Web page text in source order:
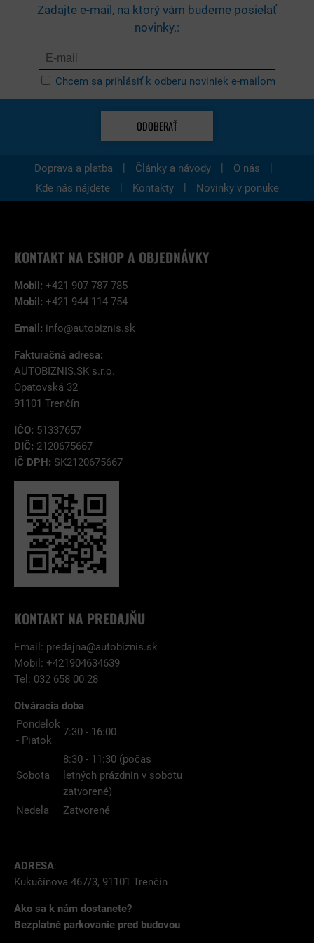
Zadajte e-mail, na ktorý vám budeme posielať
novinky.:
Chcem sa prihlásiť k odberu noviniek e-mailom
ODOBERAŤ
Doprava a platba | Články a návody | O nás
|
Kde nás nájdete
| Kontakty | Novinky v ponuke
KONTAKT NA ESHOP A OBJEDNÁVKY
Mobil: +421 907 787 785
Mobil: +421 944 114 754
Email: info@autobiznis.sk
Fakturačná adresa:
AUTOBIZNIS.SK s.r.o.
Opatovská 32
91101 Trenčín
IČO: 51337657
DIČ: 2120675667
IČ DPH: SK2120675667
KONTAKT NA PREDAJŇU
Email: predajna@autobiznis.sk
Mobil: +421904634639
Tel: 032 658 00 28
Otváracia doba
Pondelok
- Piatok
7:30 - 16:00
Sobota
8:30 - 11:30 (počas
letných prázdnin v sobotu
zatvorené)
Nedela
Zatvorené
ADRESA:
Kukučínova 467/3, 91101 Trenčín
Ako sa k nám dostanete?
Bezplatné parkovanie pred budovou